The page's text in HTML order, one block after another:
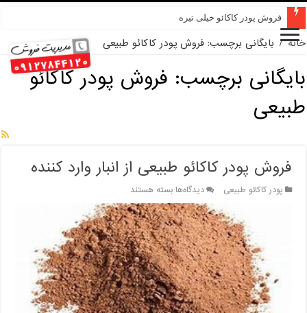
فروش پودر کاکائو خیلی تیره
خانه / بایگانی برچسب: فروش پودر کاکائو طبیعی
بایگانی برچسب: فروش پودر کاکائو
طبیعی
فروش پودر کاکائو طبیعی از انبار وارد کننده
پودر کاکائو طبیعی دیدگاه‌هابرای
فروش
پودر
کاکائو
طبیعی
از
انبار
وارد
کننده
بسته هستند